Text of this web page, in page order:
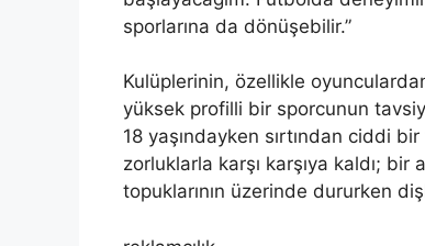
sporlarına da dönüşebilir.”
Kulüplerinin, özellikle
yüksek profilli bir sporcunun
18 yaşındayken sırtından ciddi
zorluklarla karşı karşıya kaldı;
topuklarının üzerinde dururken